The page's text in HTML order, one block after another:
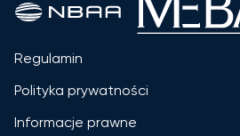
Regulamin
Polityka prywatności
Informacje prawne